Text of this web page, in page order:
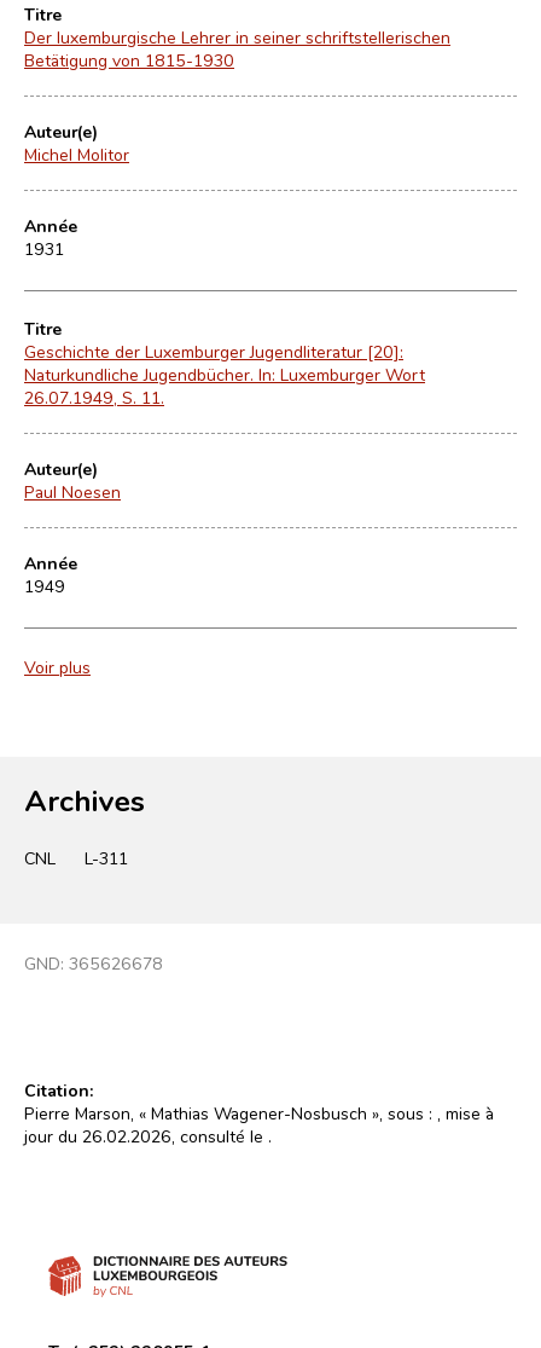
Titre
Der luxemburgische Lehrer in seiner schriftstellerischen
Betätigung von 1815-1930
Auteur(e)
Michel Molitor
Année
1931
Titre
Geschichte der Luxemburger Jugendliteratur [20]:
Naturkundliche Jugendbücher. In: Luxemburger Wort
26.07.1949, S. 11.
Auteur(e)
Paul Noesen
Année
1949
Voir plus
Archives
CNL L-311
GND: 365626678
Citation:
Pierre Marson, « Mathias Wagener-Nosbusch », sous : , mise à
jour du 26.02.2026, consulté le .